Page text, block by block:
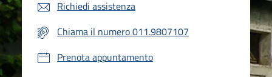
Richiedi assistenza
Chiama il numero 011.9807107
Prenota appuntamento